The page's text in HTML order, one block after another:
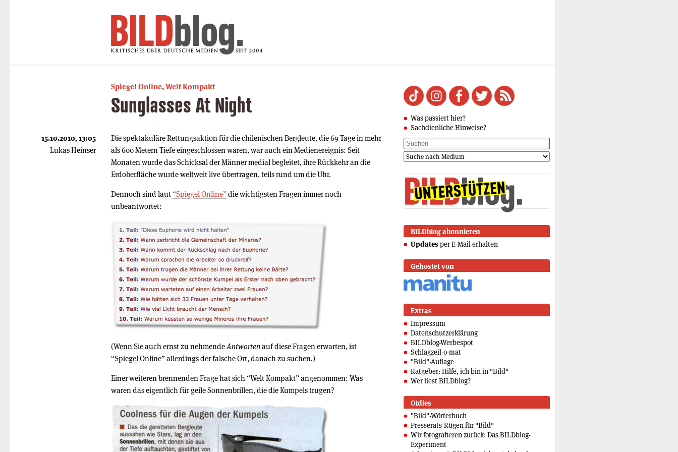
Spiegel Online,Welt Kompakt
Sunglasses At Night
Die spektakuläre Rettungsaktion für die chilenischen Bergleute, die 69 Tage in mehr
als 600 Metern Tiefe eingeschlossen waren, war auch ein Medienereignis: Seit
Monaten wurde das Schicksal der Männer medial begleitet, ihre Rückkehr an die
Erdoberfläche wurde weltweit live übertragen, teils rund um die Uhr.
Dennoch sind laut “Spiegel Online”die wichtigsten Fragen immer noch
unbeantwortet:
(Wenn Sie auch ernst zu nehmende Antwortenauf diese Fragen erwarten, ist
“Spiegel Online” allerdings der falsche Ort, danach zu suchen.)
Einer weiteren brennenden Frage hat sich “Welt Kompakt” angenommen: Was
waren das eigentlich für geile Sonnenbrillen, die die Kumpels trugen?
15.10.2010, 13:05
Lukas Heinser
Was passiert hier?
Sachdienliche Hinweise?
BILDblog abonnieren
Updates per E-Mail erhalten
Gehostet von
Extras
Impressum
Datenschutzerklärung
BILDblog-Werbespot
Schlagzeil-o-mat
"Bild"-Auflage
Ratgeber: Hilfe, ich bin in "Bild"
Wer liest BILDblog?
Oldies
"Bild"-Wörterbuch
Presserats-Rügen für "Bild"
Wir fotografieren zurück: Das BILDblog-
Experiment